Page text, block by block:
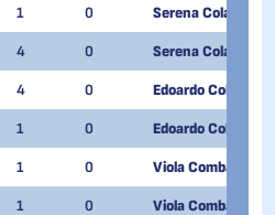
1 0 Serena Cola
4 0 Serena Cola
4 0 Edoardo Colturi
1 0 Edoardo Colturi
1 0 Viola Comba
1 0 Viola Comba